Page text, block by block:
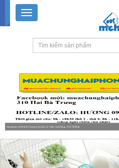
Muachung 310 Hai Bà Trưng (Cát Dài), Lê Chân, Hải Phòng / 0977390958